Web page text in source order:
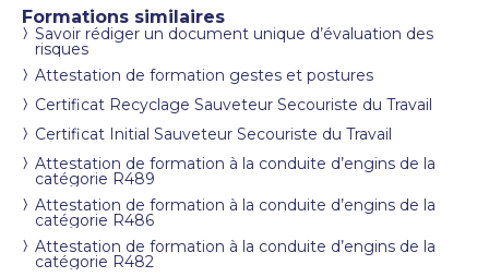
Formations similaires
Savoir rédiger un document unique d’évaluation des
risques
Attestation de formation gestes et postures
Certificat Recyclage Sauveteur Secouriste du Travail
Certificat Initial Sauveteur Secouriste du Travail
Attestation de formation à la conduite d’engins de la
catégorie R489
Attestation de formation à la conduite d’engins de la
catégorie R486
Attestation de formation à la conduite d’engins de la
catégorie R482